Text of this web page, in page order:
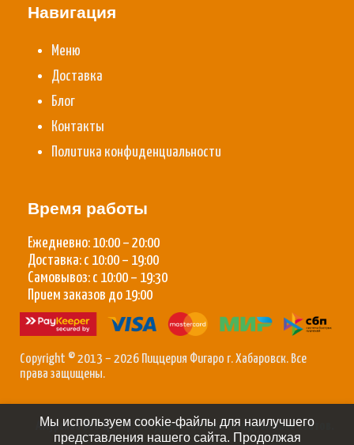
Навигация
Меню
Доставка
Блог
Контакты
Политика конфиденциальности
Время работы
Ежедневно: 10:00 – 20:00
Доставка: с 10:00 – 19:00
Самовывоз: с 10:00 – 19:30
Прием заказов до 19:00
Copyright © 2013 – 2026 Пиццерия Фигаро г. Хабаровск. Все
права защищены.
Амурский Веб Центр:Создание сайтов /Продвижение сайтов
Мы используем cookie-файлы для наилучшего
представления нашего сайта. Продолжая